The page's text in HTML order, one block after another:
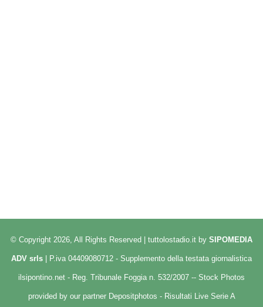
© Copyright 2026, All Rights Reserved | tuttolostadio.it by SIPOMEDIA
ADV srls | P.iva 04409080712 - Supplemento della testata giornalistica
ilsipontino.net - Reg. Tribunale Foggia n. 532/2007 -- Stock Photos
provided by our partner Depositphotos - Risultati Live Serie A